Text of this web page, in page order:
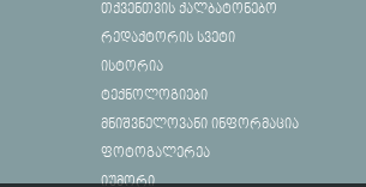
თქვენთვის ქალბატონებო
რედაქტორის სვეტი
ისტორია
ტექნოლოგიები
მნიშვნელოვანი ინფორმაცია
ფოტოგალერეა
იუმორი